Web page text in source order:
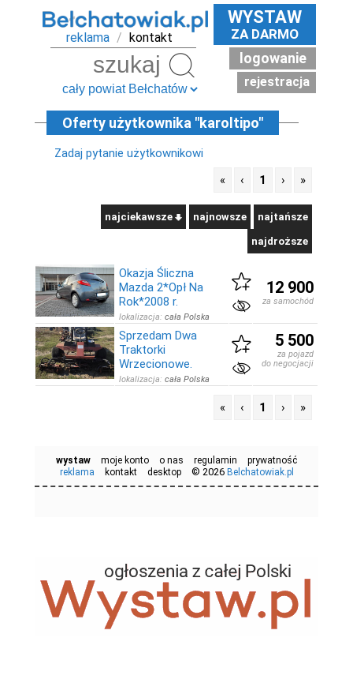
reklama / kontakt
WYSTAW
ZA DARMO
logowanie
rejestracja
Oferty użytkownika "karoltipo"
Zadaj pytanie użytkownikowi
«
‹ 1 › »
najciekawsze najnowsze najtańsze
najdroższe
Okazja Śliczna
Mazda 2*Opł Na
Rok*2008 r.
lokalizacja: cała Polska
12 900
za samochód
Sprzedam Dwa
Traktorki
Wrzecionowe.
lokalizacja: cała Polska
5 500
za pojazd
do negocjacji
« ‹ 1 › »
wystaw moje konto o nas regulamin
prywatność
reklama
kontakt desktop © 2026 Belchatowiak.pl